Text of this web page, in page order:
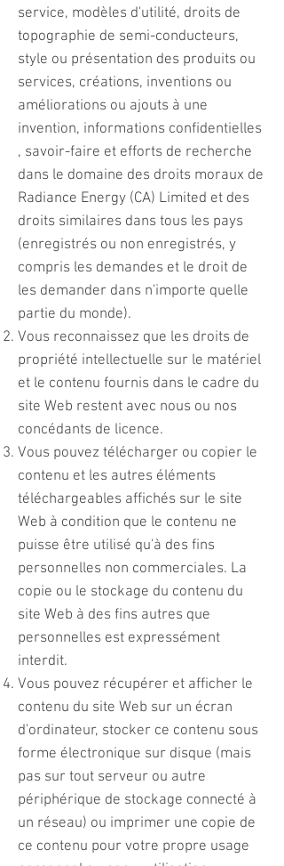
service, modèles d'utilité, droits de
topographie de semi-conducteurs,
style ou présentation des produits ou
services, créations, inventions ou
améliorations ou ajouts à une
invention, informations confidentielles
, savoir-faire et efforts de recherche
dans le domaine des droits moraux de
Radiance Energy (CA) Limited et des
droits similaires dans tous les pays
(enregistrés ou non enregistrés, y
compris les demandes et le droit de
les demander dans n'importe quelle
partie du monde).
Vous reconnaissez que les droits de
propriété intellectuelle sur le matériel
et le contenu fournis dans le cadre du
site Web restent avec nous ou nos
concédants de licence.
Vous pouvez télécharger ou copier le
contenu et les autres éléments
téléchargeables affichés sur le site
Web à condition que le contenu ne
puisse être utilisé qu'à des fins
personnelles non commerciales. La
copie ou le stockage du contenu du
site Web à des fins autres que
personnelles est expressément
interdit.
Vous pouvez récupérer et afficher le
contenu du site Web sur un écran
d'ordinateur, stocker ce contenu sous
forme électronique sur disque (mais
pas sur tout serveur ou autre
périphérique de stockage connecté à
un réseau) ou imprimer une copie de
ce contenu pour votre propre usage